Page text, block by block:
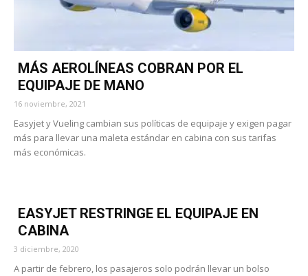
MÁS AEROLÍNEAS COBRAN POR EL
EQUIPAJE DE MANO
16 noviembre, 2021
Easyjet y Vueling cambian sus políticas de equipaje y exigen pagar
más para llevar una maleta estándar en cabina con sus tarifas
más económicas.
EASYJET RESTRINGE EL EQUIPAJE EN
CABINA
3 diciembre, 2020
A partir de febrero, los pasajeros solo podrán llevar un bolso